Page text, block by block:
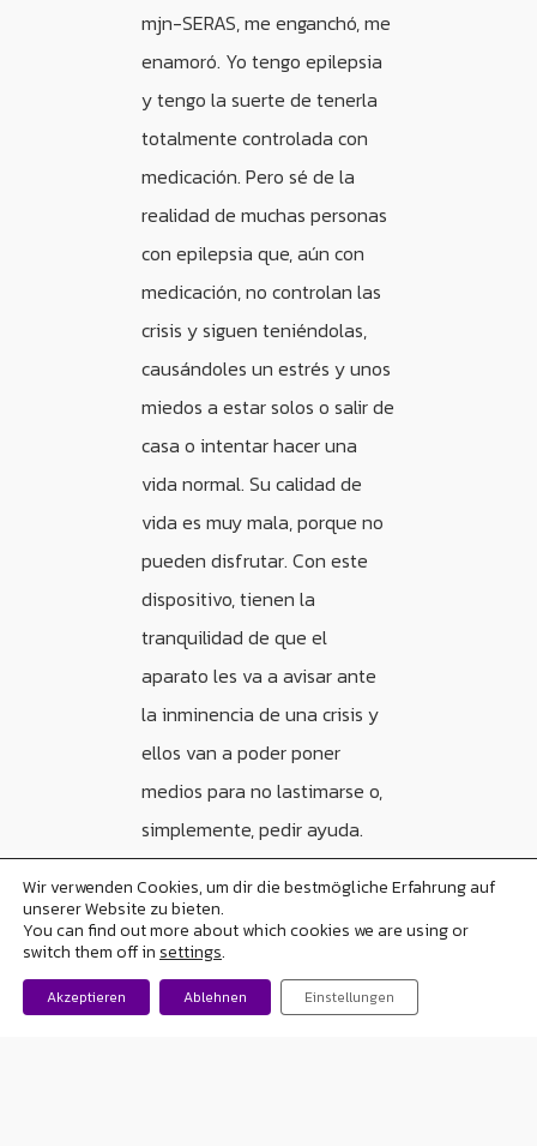
mjn-SERAS, me enganchó, me
enamoró. Yo tengo epilepsia
y tengo la suerte de tenerla
totalmente controlada con
medicación. Pero sé de la
realidad de muchas personas
con epilepsia que, aún con
medicación, no controlan las
crisis y siguen teniéndolas,
causándoles un estrés y unos
miedos a estar solos o salir de
casa o intentar hacer una
vida normal. Su calidad de
vida es muy mala, porque no
pueden disfrutar. Con este
dispositivo, tienen la
tranquilidad de que el
aparato les va a avisar ante
la inminencia de una crisis y
ellos van a poder poner
medios para no lastimarse o,
simplemente, pedir ayuda.
Esto es muy grande, porque
su calidad de vida mejora
muchísimo.
Además, responde a un acto
Wir verwenden Cookies, um dir die bestmögliche Erfahrung auf
unserer Website zu bieten.
You can find out more about which cookies we are using or
switch them off in settings.
Akzeptieren Ablehnen Einstellungen